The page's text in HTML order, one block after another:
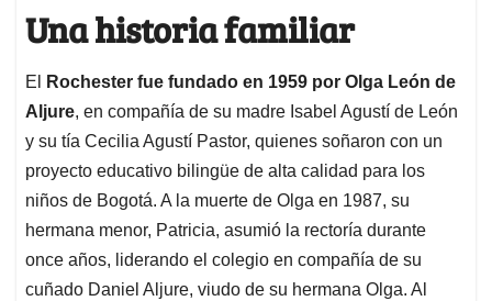
Una historia familiar
El Rochester fue fundado en 1959 por Olga León de
Aljure, en compañía de su madre Isabel Agustí de León
y su tía Cecilia Agustí Pastor, quienes soñaron con un
proyecto educativo bilingüe de alta calidad para los
niños de Bogotá. A la muerte de Olga en 1987, su
hermana menor, Patricia, asumió la rectoría durante
once años, liderando el colegio en compañía de su
cuñado Daniel Aljure, viudo de su hermana Olga. Al